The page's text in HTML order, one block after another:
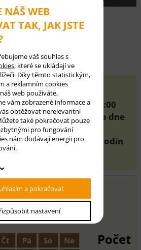
Další ➡
termín, kdy chcete
místo. Den začína od 12:00
dne, do 12:00 příštího dne
každých započatých 24 hodín
2024
Čt Pá So
Ne
Počet
NÁŠ WEB
TAK, JAK JSTE
váš souhlas s
, které se ukládají ve
Díky těmto statistickým,
a reklamním cookies
web používáte,
vám zobrazené informace a
obtěžovat nerelevantní
také pokračovat pouze
pro fungování
nám dodávají energii pro
a pokračovat
nastavení